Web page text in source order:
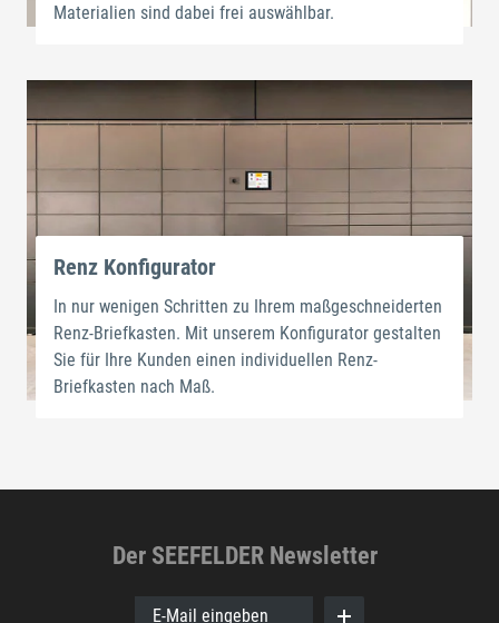
Materialien sind dabei frei auswählbar.
Renz Konfigurator
In nur wenigen Schritten zu Ihrem maßgeschneiderten
Renz-Briefkasten. Mit unserem Konfigurator gestalten
Sie für Ihre Kunden einen individuellen Renz-
Briefkasten nach Maß.
Der SEEFELDER Newsletter
E-Mail eingeben